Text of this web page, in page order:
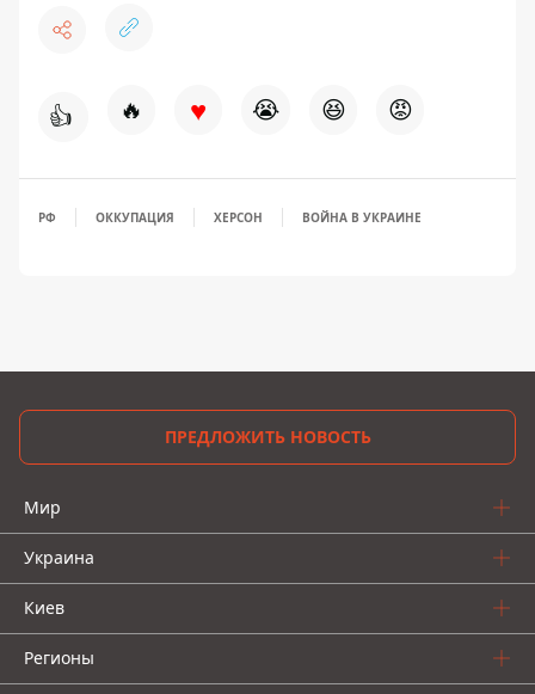
👍 🔥 ♥ 😭 😆 😡
РФ ОККУПАЦИЯ ХЕРСОН ВОЙНА В УКРАИНЕ
ПРЕДЛОЖИТЬ НОВОСТЬ
Мир
Украина
Киев
Регионы